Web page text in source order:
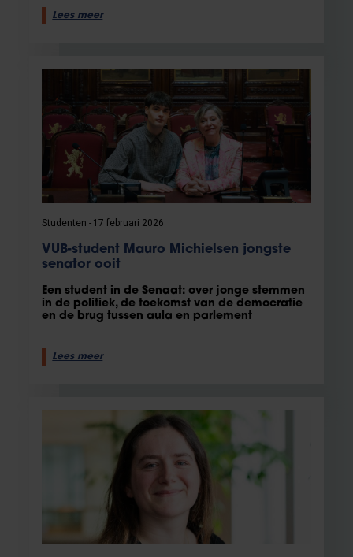
Lees meer
Studenten 17 februari 2026
VUB-student Mauro Michielsen jongste
senator ooit
Een student in de Senaat: over jonge stemmen
in de politiek, de toekomst van de democratie
en de brug tussen aula en parlement
Lees meer